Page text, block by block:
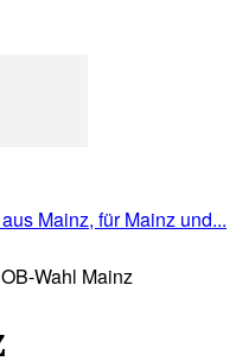
OB-Wahl Mainz